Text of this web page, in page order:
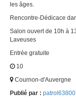
les âges.
Rencontre-Dédicace
Salon ouvert de 10h à
Laveuses
Entrée gratuite
10
Cournon-d'Auvergne
Publié par : patrol63800